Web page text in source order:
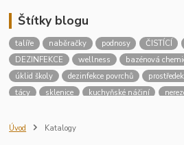
Štítky blogu
talíře naběračky podnosy ČISTÍCÍ
DEZINFEKCE
wellness bazénová
úklid školy
dezinfekce povrchů
tácy
sklenice kuchyňské náčiní
školní jídelna
Úvod Katalogy